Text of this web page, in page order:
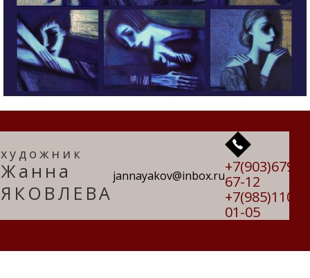
художник
Жанна
ЯКОВЛЕВА
jannayakov@inbox.ru+7(903)679-
67-12
+7(985)110-
01-05